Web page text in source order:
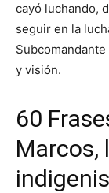
cayó luchando,
seguir en la
y visión.
60
Marcos,